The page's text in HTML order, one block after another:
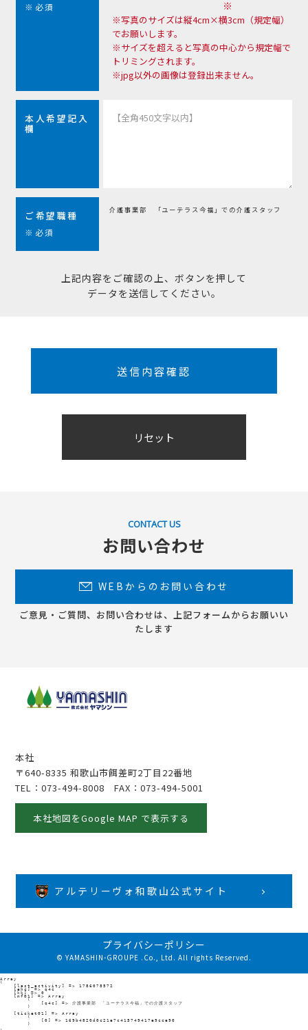
※必須
※写真のサイズは縦4cm×横3cm（規定幅）
でお願いします。
※サイズを超えると写真の中心から規定幅で
トリミングされます。
※jpg以外の画像は登録出来ません。
本人希望記入
欄
ご希望職種
※必須
介護事業部 「ユーテラス今福」での介護スタッフ
上記内容をご確認の上、ボタンを押して
データを送信してください。
送信内容確認
CONTACT US
お問い合わせ
WEBからのお問い合わせ
ご意見・ご質問、お問い合わせは、上記フォームからお願いい
たします
本社
〒640-8335 和歌山市餌差町2丁目22番地
TEL：073-494-8008 FAX：073-494-5001
本社地図をGoogle MAP で表示する
アルテリーヴォ和歌山公式サイト
プライバシーポリシー
© YAMASHIN-GROUPE .Co., Ltd. All rights Reserved.
Array
    [last_activity] => 1786078572
    [ehc] => q4c
    [kk] => 0
    [mf01] => Array
            [q4c] => 介護事業部　「ユーテラス今福」での介護スタッフ
        )
    [ticket01] => Array
            [0] => 169b4820d0c21e7c415749417e9cce90
        )